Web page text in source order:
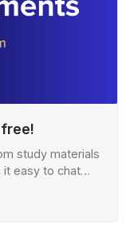
free!
study materials
it easy to chat